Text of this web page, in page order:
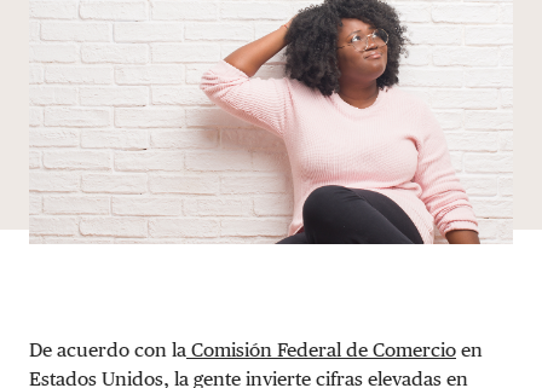
De acuerdo con la Comisión Federal de Comercio en
Estados Unidos, la gente invierte cifras elevadas en